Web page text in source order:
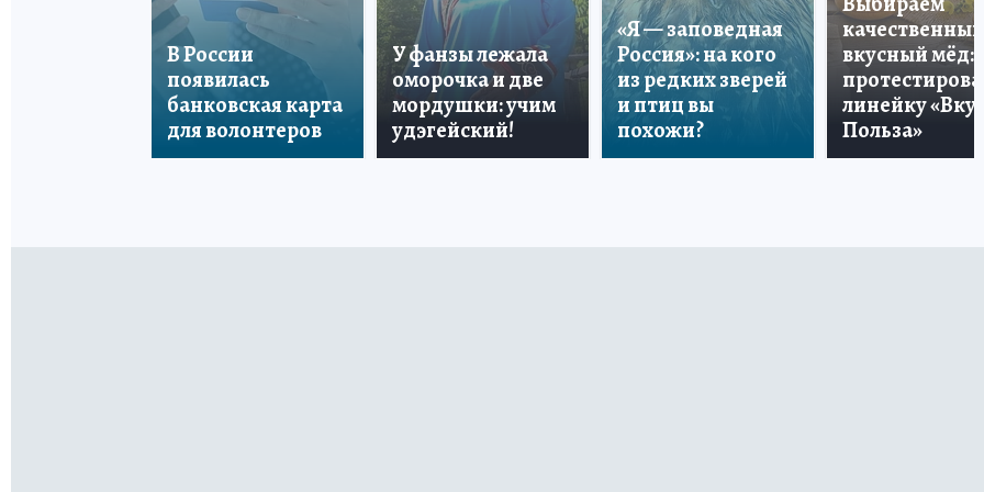
В России
появилась
банковская карта
для волонтеров
У фанзы лежала
оморочка и две
мордушки: учим
удэгейский!
«Я — заповедная
Россия»: на кого
из редких зверей
и птиц вы
похожи?
качественный
вкусный мёд:
линейку «Вкус
Польза»